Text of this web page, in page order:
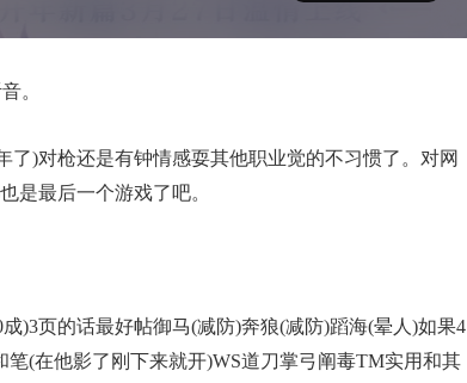
。
)对枪还是有钟情感耍其他职业觉的不习惯了。对网
是最后一个游戏了吧。
页的话最好帖御马(减防)奔狼(减防)蹈海(晕人)如果4
(在他影了刚下来就开)WS道刀掌弓阐毒TM实用和其